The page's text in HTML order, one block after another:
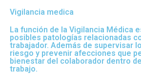
Vigilancia medica
La función de la Vigilancia Médica
posibles patologías relacionadas
trabajador. Además de supervisar
riesgo y prevenir afecciones que
bienestar del colaborador dentro
trabajo.